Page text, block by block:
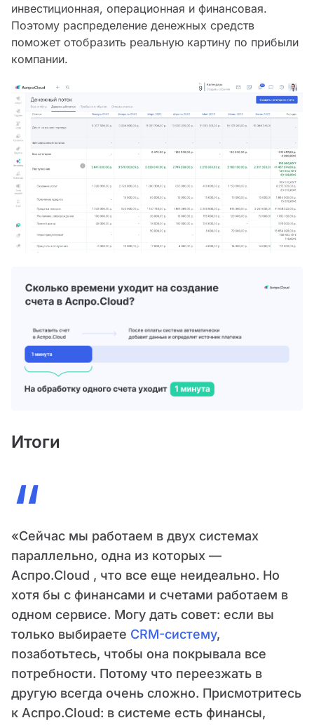
инвестиционная, операционная и финансовая.
Поэтому распределение денежных средств
поможет отобразить реальную картину по прибыли
компании.
Итоги
“
«Сейчас мы работаем в двух системах
параллельно, одна из которых —
Аспро.Cloud , что все еще неидеально. Но
хотя бы с финансами и счетами работаем в
одном сервисе. Могу дать совет: если вы
только выбираете CRM-систему,
позаботьтесь, чтобы она покрывала все
потребности. Потому что переезжать в
другую всегда очень сложно. Присмотритесь
к Аспро.Cloud: в системе есть финансы,